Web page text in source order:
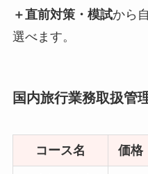
＋直前対策・模試から
選べます。
国内旅行業務取扱管
コース名 価格